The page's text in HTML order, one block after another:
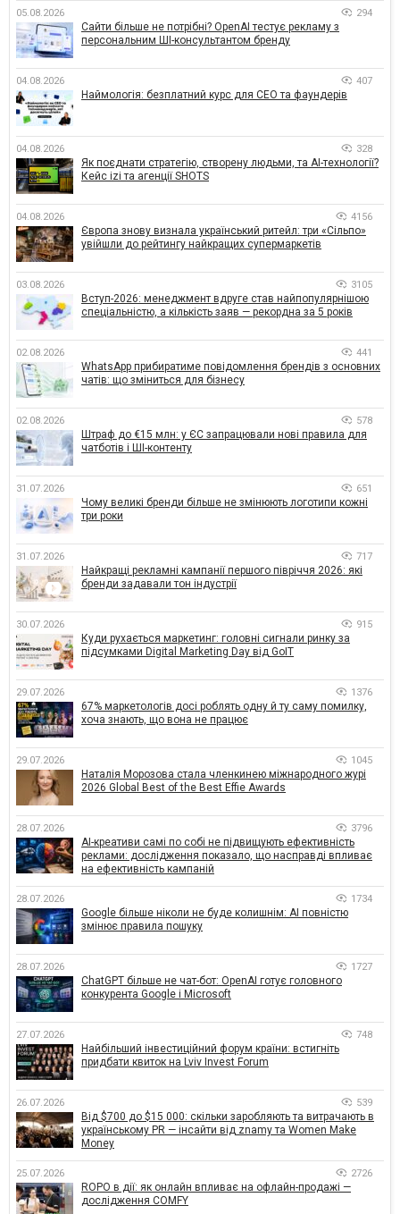
05.08.2026 294
Сайти більше не потрібні? OpenAI тестує рекламу з
персональним ШІ-консультантом бренду
04.08.2026 407
Наймологія: безплатний курс для CEO та фаундерів
04.08.2026 328
Як поєднати стратегію, створену людьми, та AI-технології?
Кейс izi та агенції SHOTS
04.08.2026 4156
Європа знову визнала український ритейл: три «Сільпо»
увійшли до рейтингу найкращих супермаркетів
03.08.2026 3105
Вступ-2026: менеджмент вдруге став найпопулярнішою
спеціальністю, а кількість заяв — рекордна за 5 років
02.08.2026 441
WhatsApp прибиратиме повідомлення брендів з основних
чатів: що зміниться для бізнесу
02.08.2026 578
Штраф до €15 млн: у ЄС запрацювали нові правила для
чатботів і ШІ-контенту
31.07.2026 651
Чому великі бренди більше не змінюють логотипи кожні
три роки
31.07.2026 717
Найкращі рекламні кампанії першого півріччя 2026: які
бренди задавали тон індустрії
30.07.2026 915
Куди рухається маркетинг: головні сигнали ринку за
підсумками Digital Marketing Day від GoIT
29.07.2026 1376
67% маркетологів досі роблять одну й ту саму помилку,
хоча знають, що вона не працює
29.07.2026 1045
Наталія Морозова стала членкинею міжнародного журі
2026 Global Best of the Best Effie Awards
28.07.2026 3796
AI-креативи самі по собі не підвищують ефективність
реклами: дослідження показало, що насправді впливає
на ефективність кампаній
28.07.2026 1734
Google більше ніколи не буде колишнім: AI повністю
змінює правила пошуку
28.07.2026 1727
ChatGPT більше не чат-бот: OpenAI готує головного
конкурента Google і Microsoft
27.07.2026 748
Найбільший інвестиційний форум країни: встигніть
придбати квиток на Lviv Invest Forum
26.07.2026 539
Від $700 до $15 000: скільки заробляють та витрачають в
українському PR — інсайти від znamy та Women Make
Money
25.07.2026 2726
ROPO в дії: як онлайн впливає на офлайн-продажі —
дослідження COMFY